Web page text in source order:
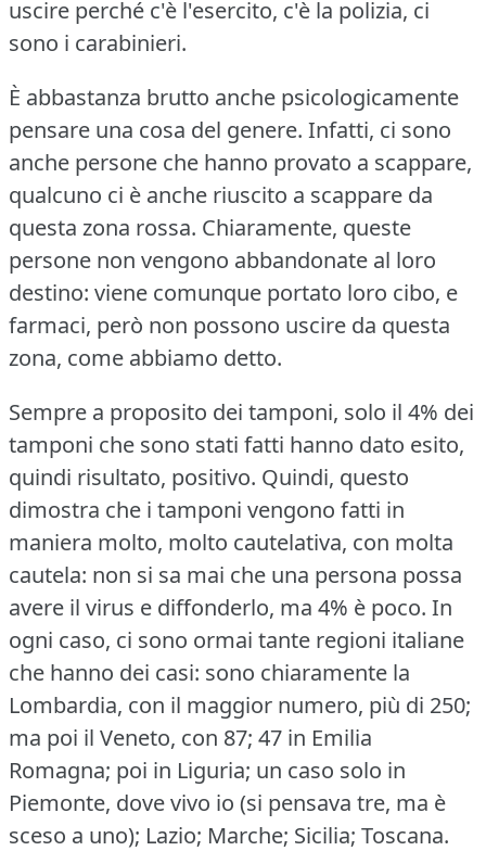
uscire perché c'è l'esercito, c'è la polizia, ci
sono i carabinieri.
È abbastanza brutto anche psicologicamente
pensare una cosa del genere. Infatti, ci sono
anche persone che hanno provato a scappare,
qualcuno ci è anche riuscito a scappare da
questa zona rossa. Chiaramente, queste
persone non vengono abbandonate al loro
destino: viene comunque portato loro cibo, e
farmaci, però non possono uscire da questa
zona, come abbiamo detto.
Sempre a proposito dei tamponi, solo il 4% dei
tamponi che sono stati fatti hanno dato esito,
quindi risultato, positivo. Quindi, questo
dimostra che i tamponi vengono fatti in
maniera molto, molto cautelativa, con molta
cautela: non si sa mai che una persona possa
avere il virus e diffonderlo, ma 4% è poco. In
ogni caso, ci sono ormai tante regioni italiane
che hanno dei casi: sono chiaramente la
Lombardia, con il maggior numero, più di 250;
ma poi il Veneto, con 87; 47 in Emilia
Romagna; poi in Liguria; un caso solo in
Piemonte, dove vivo io (si pensava tre, ma è
sceso a uno); Lazio; Marche; Sicilia; Toscana.